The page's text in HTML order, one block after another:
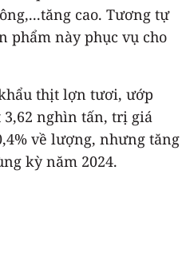
cao. Tương tự
phẩm này phục vụ cho
thịt lợn tươi, ướp
nghìn tấn, trị giá
về lượng, nhưng tăng
kỳ năm 2024.